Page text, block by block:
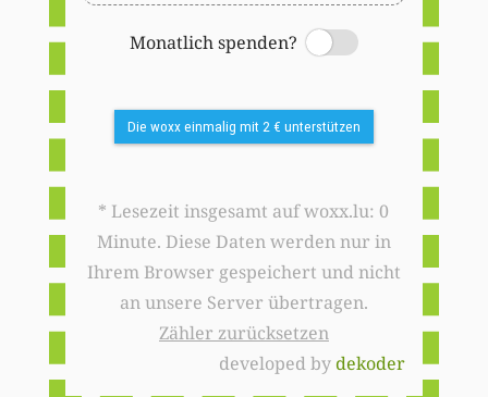
Monatlich spenden?
Switch
Die woxx einmalig mit 2 € unterstützen
* Lesezeit insgesamt auf woxx.lu: 0
Minute. Diese Daten werden nur in
Ihrem Browser gespeichert und nicht
an unsere Server übertragen.
Zähler zurücksetzen
developed bydekoder